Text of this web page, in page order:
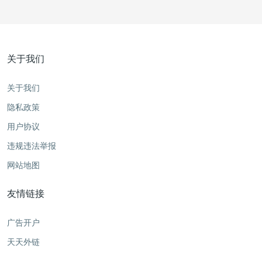
关于我们
关于我们
隐私政策
用户协议
违规违法举报
网站地图
友情链接
广告开户
天天外链